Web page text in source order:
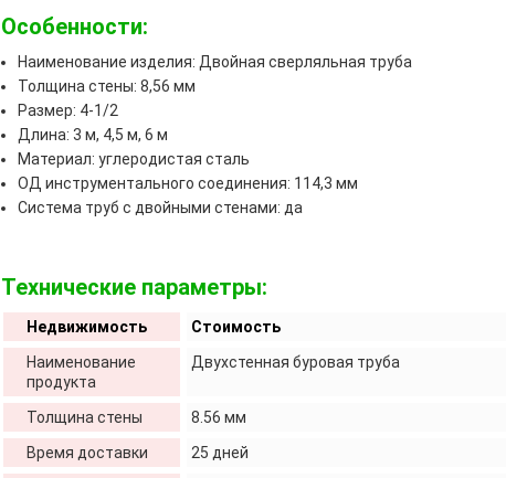
Особенности:
Наименование изделия: Двойная сверляльная труба
Толщина стены: 8,56 мм
Размер: 4-1/2
Длина: 3 м, 4,5 м, 6 м
Материал: углеродистая сталь
ОД инструментального соединения: 114,3 мм
Система труб с двойными стенами: да
Технические параметры:
Недвижимость
Стоимость
Наименование
продукта
Двухстенная буровая труба
Толщина стены
8.56 мм
Время доставки
25 дней